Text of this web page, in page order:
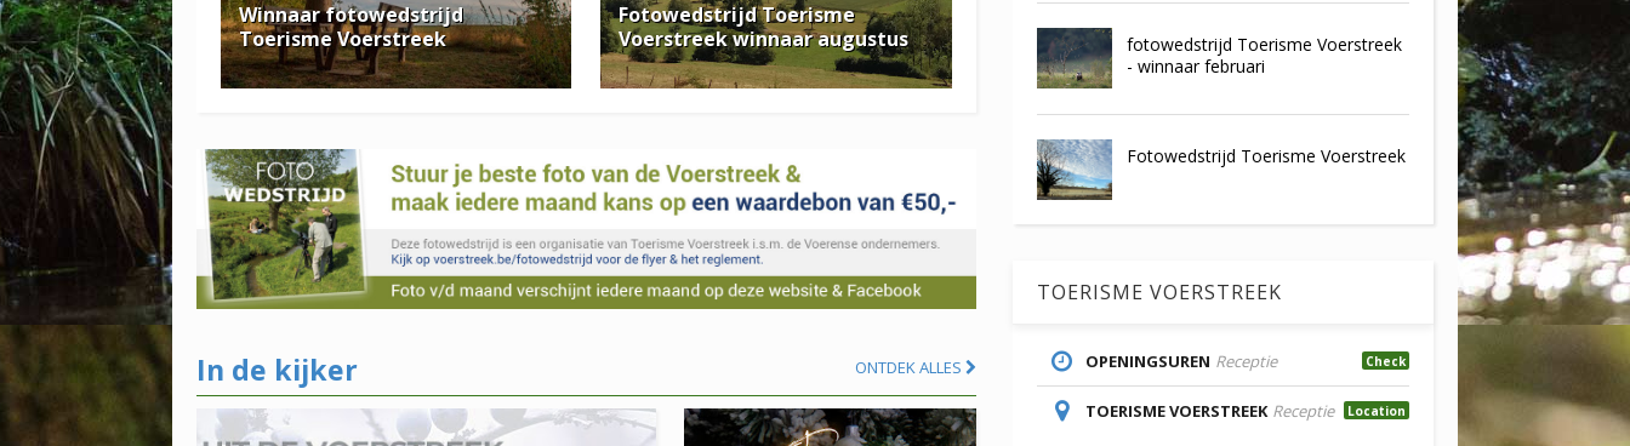
Winnaar fotowedstrijd
Toerisme Voerstreek
Fotowedstrijd Toerisme
Voerstreek winnaar augustus
In de kijker ONTDEK ALLES
fotowedstrijd Toerisme Voerstreek
- winnaar februari
Fotowedstrijd Toerisme Voerstreek
TOERISME VOERSTREEK
OPENINGSUREN Receptie Check
TOERISME VOERSTREEK Receptie Location